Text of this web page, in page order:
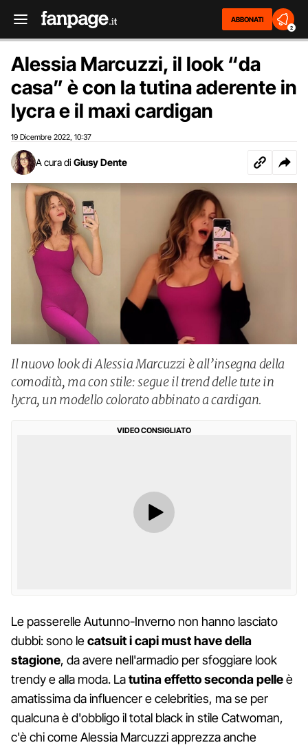
ABBONATI
2
Alessia Marcuzzi, il look “da
casa” è con la tutina aderente in
lycra e il maxi cardigan
19 Dicembre 2022 10:37
A cura di Giusy Dente
Il nuovo look di Alessia Marcuzzi è all’insegna della
comodità, ma con stile: segue il trend delle tute in
lycra, un modello colorato abbinato a cardigan.
VIDEO CONSIGLIATO
Le passerelle Autunno-Inverno non hanno lasciato
dubbi: sono lecatsuit i capi must have della
stagione, da avere nell'armadio per sfoggiare look
trendy e alla moda. Latutina effetto seconda pelleè
amatissima da influencer e celebrities, ma se per
qualcuna è d'obbligo il total black in stile Catwoman,
c'è chi come Alessia Marcuzzi apprezza anche